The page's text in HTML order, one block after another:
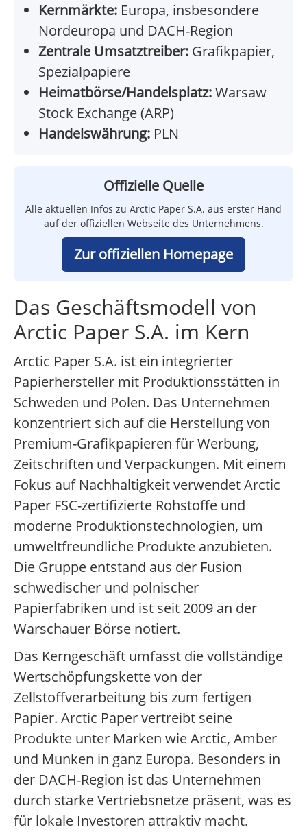
Kernmärkte: Europa, insbesondere
Nordeuropa und DACH-Region
Zentrale Umsatztreiber: Grafikpapier,
Spezialpapiere
Heimatbörse/Handelsplatz:Warsaw
Stock Exchange (ARP)
Handelswährung: PLN
Offizielle Quelle
Alle aktuellen Infos zu Arctic Paper S.A. aus erster Hand
auf der offiziellen Webseite des Unternehmens.
Zur offiziellen Homepage
Das Geschäftsmodell von
Arctic Paper S.A. im Kern
Arctic Paper S.A. ist ein integrierter
Papierhersteller mit Produktionsstätten in
Schweden und Polen. Das Unternehmen
konzentriert sich auf die Herstellung von
Premium-Grafikpapieren für Werbung,
Zeitschriften und Verpackungen. Mit einem
Fokus auf Nachhaltigkeit verwendet Arctic
Paper FSC-zertifizierte Rohstoffe und
moderne Produktionstechnologien, um
umweltfreundliche Produkte anzubieten.
Die Gruppe entstand aus der Fusion
schwedischer und polnischer
Papierfabriken und ist seit 2009 an der
Warschauer Börse notiert.
Das Kerngeschäft umfasst die vollständige
Wertschöpfungskette von der
Zellstoffverarbeitung bis zum fertigen
Papier. Arctic Paper vertreibt seine
Produkte unter Marken wie Arctic, Amber
und Munken in ganz Europa. Besonders in
der DACH-Region ist das Unternehmen
durch starke Vertriebsnetze präsent, was es
für lokale Investoren attraktiv macht.